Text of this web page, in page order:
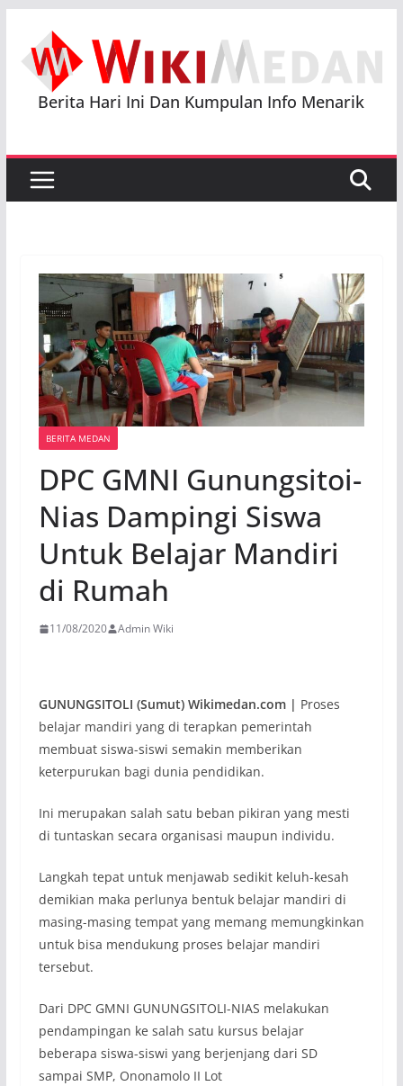
content
Berita Hari Ini Dan Kumpulan Info Menarik
BERITA MEDAN
DPC GMNI Gunungsitoi-
Nias Dampingi Siswa
Untuk Belajar Mandiri
di Rumah
11/08/2020 Admin Wiki
GUNUNGSITOLI (Sumut) Wikimedan.com | Proses
belajar mandiri yang di terapkan pemerintah
membuat siswa-siswi semakin memberikan
keterpurukan bagi dunia pendidikan.
Ini merupakan salah satu beban pikiran yang mesti
di tuntaskan secara organisasi maupun individu.
Langkah tepat untuk menjawab sedikit keluh-kesah
demikian maka perlunya bentuk belajar mandiri di
masing-masing tempat yang memang memungkinkan
untuk bisa mendukung proses belajar mandiri
tersebut.
Dari DPC GMNI GUNUNGSITOLI-NIAS melakukan
pendampingan ke salah satu kursus belajar
beberapa siswa-siswi yang berjenjang dari SD
sampai SMP, Ononamolo II Lot